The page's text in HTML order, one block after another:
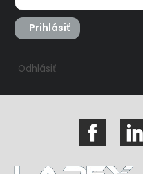
Prihlásiť
Odhlásiť